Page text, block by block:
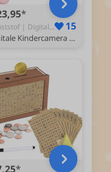
Kunststof | Digitale Kindercamera Roze - Speelcamera 15
Digitale Kindercamera - Foto’s, Video’s en Spelletjes - Kinder Fototoestel - Interactief Speelgoed Meisjes - Fotocamera Kinderen - Kids Camera - Reizen - Cadeau voor Meisjes - 3, 5, 6, 7, 8, 9, 10, 11, 12, 13, 14+ Jaar - Roze